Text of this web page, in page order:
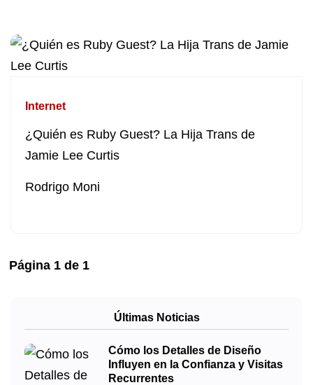
Internet
¿Quién es Ruby Guest? La Hija Trans de
Jamie Lee Curtis
Rodrigo Moni
Página 1 de 1
Últimas Noticias
Cómo los Detalles de Diseño
Influyen en la Confianza y Visitas
Recurrentes